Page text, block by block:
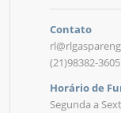
Contato
(21)98382-3605
Horário de
Segunda a